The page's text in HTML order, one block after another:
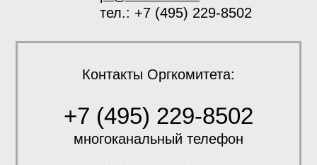
тел.: +7 (495) 229-8502
Контакты Оргкомитета:
+7 (495) 229-8502
многоканальный телефон